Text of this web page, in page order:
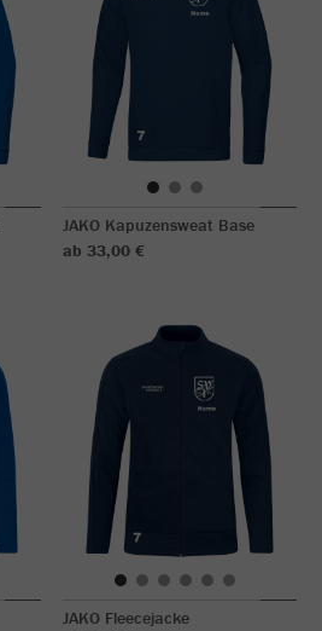
JAKO Kapuzensweat Base
ab 33,00 €
JAKO Fleecejacke